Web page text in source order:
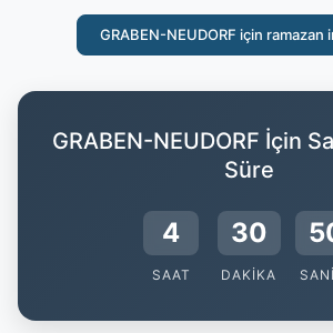
GRABEN-NEUDORF için ramazan
GRABEN-NEUDORF İçin
Süre
4
SAAT
30
DAKIKA